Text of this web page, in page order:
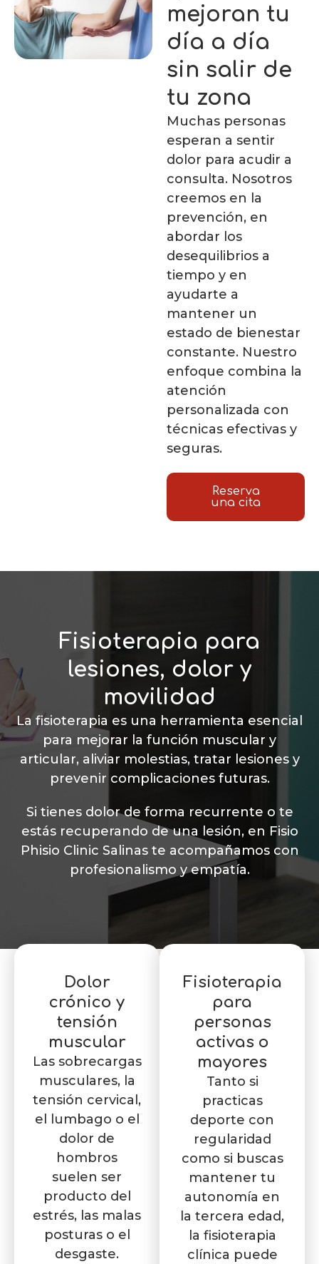
mejoran tu
día a día
sin salir de
tu zona
Muchas personas
esperan a sentir
dolor para acudir a
consulta. Nosotros
creemos en la
prevención, en
abordar los
desequilibrios a
tiempo y en
ayudarte a
mantener un
estado de bienestar
constante. Nuestro
enfoque combina la
atención
personalizada con
técnicas efectivas y
seguras.
Reserva
una cita
Fisioterapia para
lesiones, dolor y
movilidad
La fisioterapia es una herramienta esencial
para mejorar la función muscular y
articular, aliviar molestias, tratar lesiones y
prevenir complicaciones futuras.
Si tienes dolor de forma recurrente o te
estás recuperando de una lesión, en Fisio
Phisio Clinic Salinas te acompañamos con
profesionalismo y empatía.
Dolor
crónico y
tensión
muscular
Las sobrecargas
musculares, la
tensión cervical,
el lumbago o el
dolor de
hombros
suelen ser
producto del
estrés, las malas
posturas o el
desgaste.
Fisioterapia
para
personas
activas o
mayores
Tanto si
practicas
deporte con
regularidad
como si buscas
mantener tu
autonomía en
la tercera edad,
la fisioterapia
clínica puede